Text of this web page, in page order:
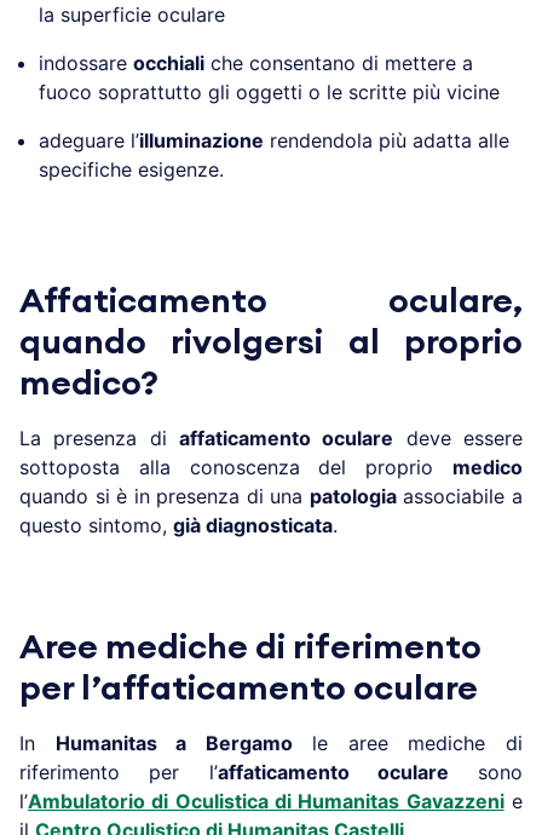
la superficie oculare
indossare occhiali che consentano di mettere a
fuoco soprattutto gli oggetti o le scritte più vicine
adeguare l’illuminazione rendendola più adatta alle
specifiche esigenze.
Affaticamento oculare,
quando rivolgersi al proprio
medico?
La presenza di affaticamento oculare deve essere
sottoposta alla conoscenza del proprio medico
quando si è in presenza di una patologiaassociabile a
questo sintomo, già diagnosticata.
Aree mediche di riferimento
per l’affaticamento oculare
In Humanitas a Bergamo le aree mediche di
riferimento per l’affaticamento oculare sono
l’Ambulatorio di Oculistica di Humanitas Gavazzenie
il Centro Oculistico di Humanitas Castelli